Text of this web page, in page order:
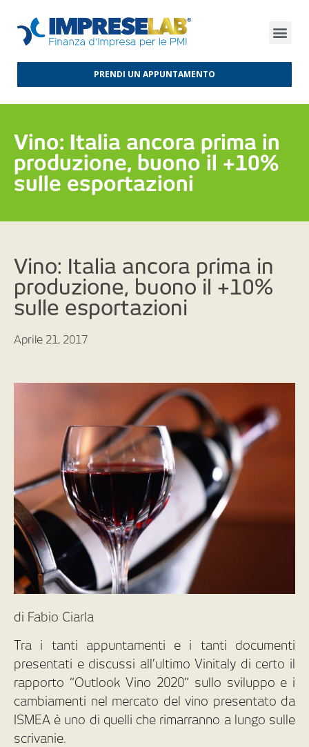
PRENDI UN APPUNTAMENTO
Vino: Italia ancora prima in
produzione, buono il +10%
sulle esportazioni
Vino: Italia ancora prima in
produzione, buono il +10%
sulle esportazioni
Aprile 21, 2017
di Fabio Ciarla
Tra i tanti appuntamenti e i tanti documenti
presentati e discussi all’ultimo Vinitaly di certo il
rapporto “Outlook Vino 2020” sullo sviluppo e i
cambiamenti nel mercato del vino presentato da
ISMEA è uno di quelli che rimarranno a lungo sulle
scrivanie.